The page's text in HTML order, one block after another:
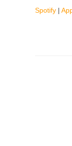
Spotify |